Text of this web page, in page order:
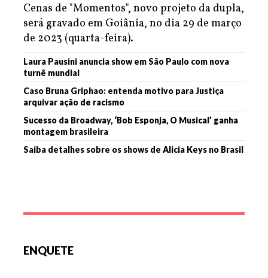
Cenas de "Momentos", novo projeto da dupla,
será gravado em Goiânia, no dia 29 de março
de 2023 (quarta-feira).
Laura Pausini anuncia show em São Paulo com nova
turnê mundial
Caso Bruna Griphao: entenda motivo para Justiça
arquivar ação de racismo
Sucesso da Broadway, ‘Bob Esponja, O Musical’ ganha
montagem brasileira
Saiba detalhes sobre os shows de Alicia Keys no Brasil
ENQUETE